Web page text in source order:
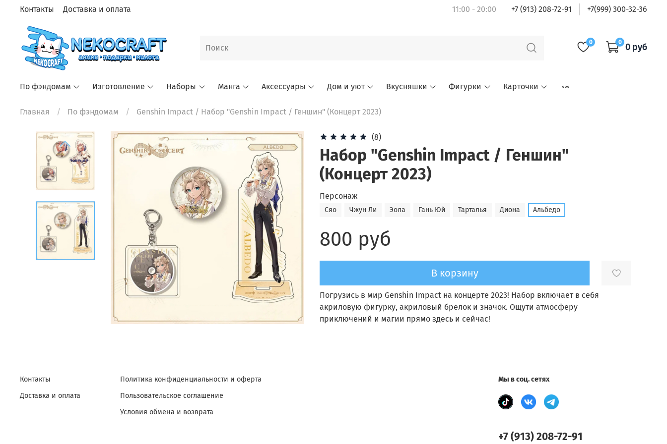
Контакты Доставка и оплата 11:00 - 20:00 +7 (913) 208-72-91 +7(999) 300-32-36
0 0 0 руб
По фэндомам Изготовление Наборы Манга Аксессуары Дом и уют Вкусняшки Фигурки Карточки
Главная По фэндомам Genshin Impact / Набор "Genshin Impact / Геншин" (Концерт 2023)
(8)
Набор "Genshin Impact / Геншин"
(Концерт 2023)
Персонаж
Сяо Чжун Ли Эола Гань Юй Тарталья Диона Альбедо
800 руб
В корзину
Погрузись в мир Genshin Impact на концерте 2023! Набор включает в себя
акриловую фигурку, акриловый брелок и значок. Ощути атмосферу
приключений и магии прямо здесь и сейчас!
Контакты
Доставка и оплата
Политика конфиденциальности и оферта
Пользовательское соглашение
Условия обмена и возврата
Мы в соц. сетях
+7 (913) 208-72-91